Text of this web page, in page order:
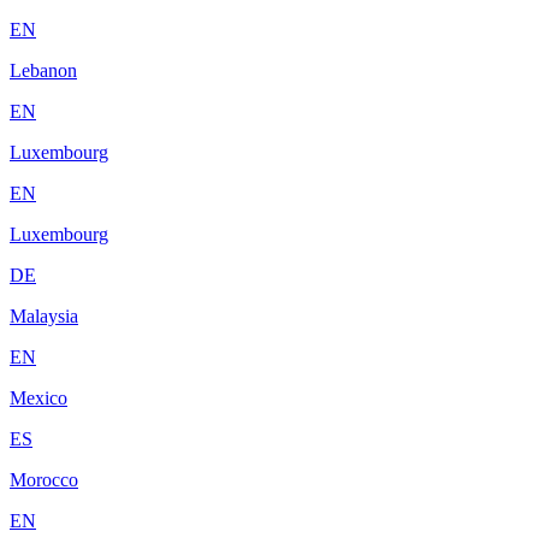
EN
Lebanon
EN
Luxembourg
EN
Luxembourg
DE
Malaysia
EN
Mexico
ES
Morocco
EN